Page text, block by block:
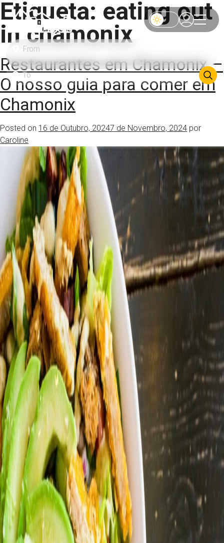
Etiqueta: eating out
in chamonix
Restaurantes em Chamonix –
O nosso guia para comer em
Chamonix
Posted on 16 de Outubro, 20247 de Novembro, 2024 por
Caroline